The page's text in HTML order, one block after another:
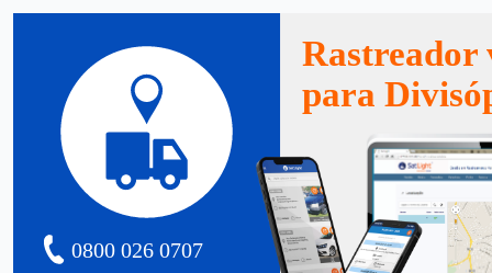
0800 026 0707
Rastreador
para